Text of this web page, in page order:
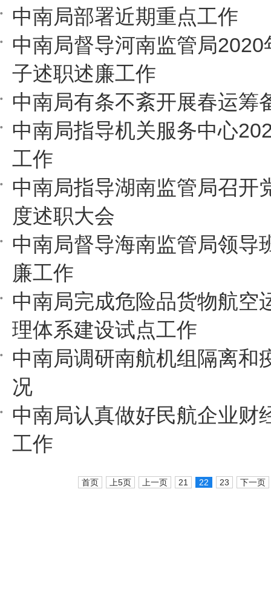
中南局部署近期重点工作
中南局督导河南监管局2020
子述职述廉工作
中南局有条不紊开展春运筹
中南局指导机关服务中心
工作
中南局指导湖南监管局召开
度述职大会
中南局督导海南监管局领导
廉工作
中南局完成危险品货物航空
理体系建设试点工作
中南局调研南航机组隔离和
况
中南局认真做好民航企业财
工作
首页 上5页 上一页 21 22 23 下一页